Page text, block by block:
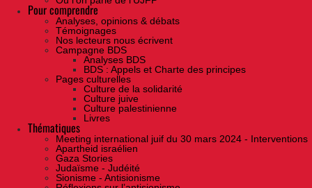
Pour comprendre
Analyses, opinions & débats
Témoignages
Nos lecteurs nous écrivent
Campagne BDS
Analyses BDS
BDS : Appels et Charte des principes
Pages culturelles
Culture de la solidarité
Culture juive
Culture palestinienne
Livres
Thématiques
Meeting international juif du 30 mars 2024 - Interventions
Apartheid israélien
Gaza Stories
Judaïsme - Judéité
Sionisme - Antisionisme